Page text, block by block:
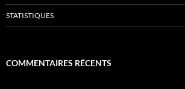
STATISTIQUES
COMMENTAIRES RÉCENTS